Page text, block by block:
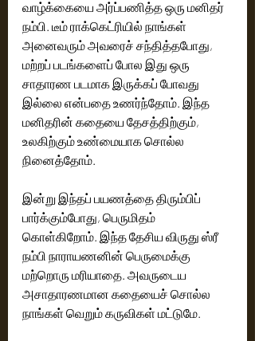
வாழ்க்கையை அர்ப்பணித்த ஒரு மனிதர்
நம்பி. டீம் ராக்கெட்ரியில் நாங்கள்
அனைவரும் அவரைச் சந்தித்தபோது, ​​
மற்றப் படங்களைப் போல இது ஒரு
சாதாரண படமாக இருக்கப் போவது
இல்லை என்பதை உணர்ந்தோம். இந்த
மனிதரின் கதையை தேசத்திற்கும்,
உலகிற்கும் உண்மையாக சொல்ல
நினைத்தோம்.
இன்று இந்தப் பயணத்தை திரும்பிப்
பார்க்கும்போது, ​​பெருமிதம்
கொள்கிறோம். இந்த தேசிய விருது ஸ்ரீ
நம்பி நாராயணனின் பெருமைக்கு
மற்றொரு மரியாதை. அவருடைய
அசாதாரணமான கதையைச் சொல்ல
நாங்கள் வெறும் கருவிகள் மட்டுமே.